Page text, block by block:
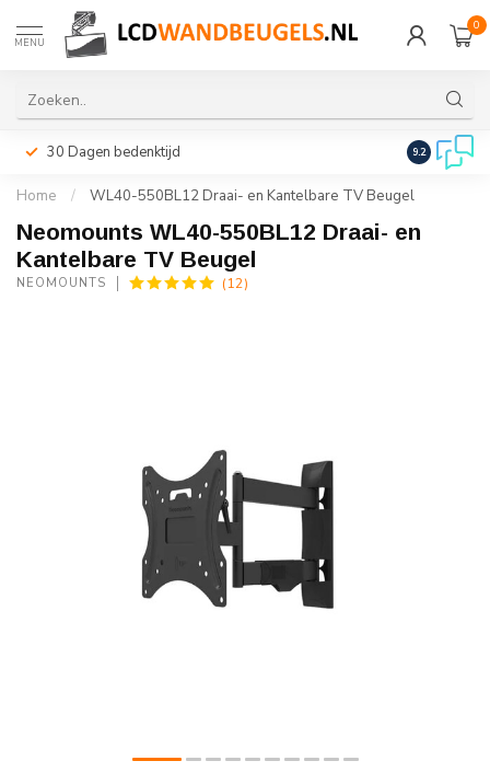
MENU
0
30 Dagen bedenktijd Snelle
9.2
Home / WL40-550BL12 Draai- en Kantelbare TV Beugel
Neomounts WL40-550BL12 Draai- en
Kantelbare TV Beugel
NEOMOUNTS (12)